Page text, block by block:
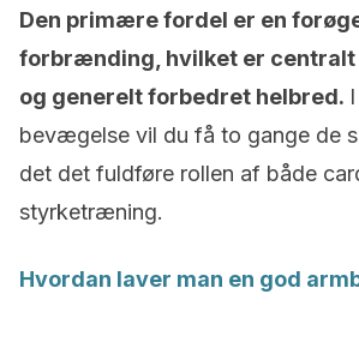
Den primære fordel er en
forbrænding, hvilket er
og generelt forbedret helbred.
bevægelse vil du få to gange de
det det fuldføre rollen af både
styrketræning.
Hvordan laver man en god